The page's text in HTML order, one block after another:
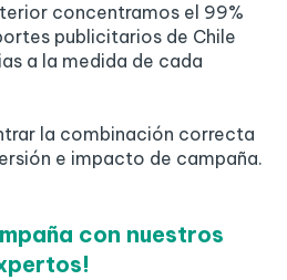
concentramos el 99%
publicitarios de Chile
a la medida de cada
la combinación correcta
e impacto de campaña.
con nuestros